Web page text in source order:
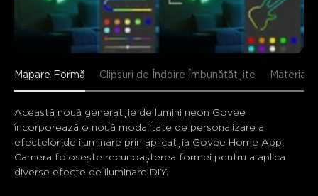
Mapare Formă Clipsuri de Îndoire Îmbunătățite Material
Această nouă generație de lumini neon Govee
încorporează o nouă modalitate de personalizare a
efectelor de iluminare prin aplicația Govee Home App.
Camera folosește recunoașterea formei pentru a aplica
diverse efecte de iluminare DIY.